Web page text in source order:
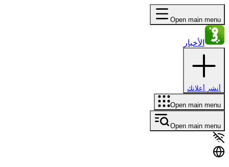
Open main menu
الأخبار
أنشر أعلانك
Open main menu
Open main menu